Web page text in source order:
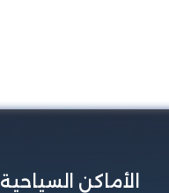
الأماكن السياحية